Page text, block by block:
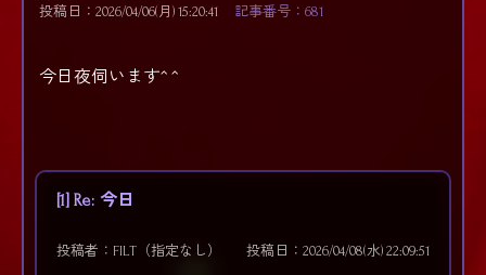
投稿日：2026/04/06(月) 15:20:41
記事番号：681
今日夜伺います^ ^
[1] Re: 今日
投稿者：FILT（指定なし） 投稿日：2026/04/08(水) 22:09:51